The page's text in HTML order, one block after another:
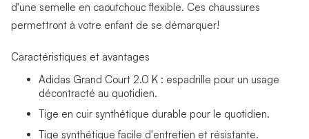
d'une semelle en caoutchouc flexible. Ces chaussures
permettront à votre enfant de se démarquer!
Caractéristiques et avantages
Adidas Grand Court 2.0 K : espadrille pour un usage
décontracté au quotidien.
Tige en cuir synthétique durable pour le quotidien.
Tige synthétique facile d'entretien et résistante.